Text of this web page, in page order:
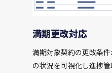
満期更改対応
満期対象契約の更改条
の状況を可視化し進捗